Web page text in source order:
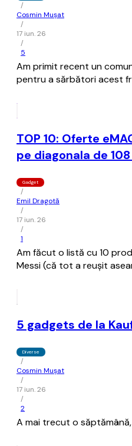
/
Cosmin Mușat
/
17 iun. 26
/
5
Am primit recent un
pentru a sărbători acest
TOP 10: Oferte
pe diagonala de
Gadget
/
Emil Dragotă
/
17 iun. 26
/
1
Am făcut o listă cu 10
Messi (că tot a reușit
5 gadgets de la
Diverse
/
Cosmin Mușat
/
17 iun. 26
/
2
A mai trecut o